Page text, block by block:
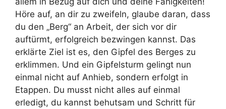
Höre auf, an dir zu zweifeln, glaube daran, dass
du den „Berg“ an Arbeit, der sich vor dir
auftürmt, erfolgreich bezwingen kannst. Das
erklärte Ziel ist es, den Gipfel des Berges zu
erklimmen. Und ein Gipfelsturm gelingt nun
einmal nicht auf Anhieb, sondern erfolgt in
Etappen. Du musst nicht alles auf einmal
erledigt, du kannst behutsam und Schritt für